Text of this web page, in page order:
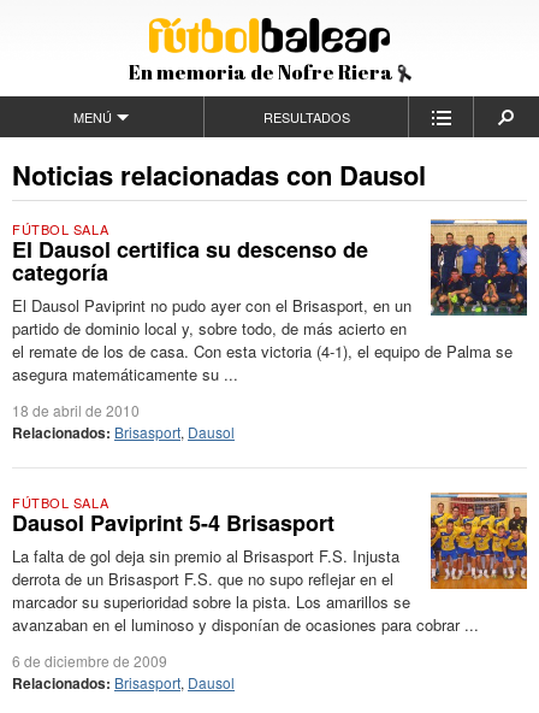
En memoria de Nofre Riera
MENÚ RESULTADOS
Noticias relacionadas con Dausol
FÚTBOL SALA
El Dausol certifica su descenso de
categoría
El Dausol Paviprint no pudo ayer con el Brisasport, en un
partido de dominio local y, sobre todo, de más acierto en
el remate de los de casa. Con esta victoria (4-1), el equipo de Palma se
asegura matemáticamente su ...
18 de abril de 2010
Relacionados: Brisasport, Dausol
FÚTBOL SALA
Dausol Paviprint 5-4 Brisasport
La falta de gol deja sin premio al Brisasport F.S. Injusta
derrota de un Brisasport F.S. que no supo reflejar en el
marcador su superioridad sobre la pista. Los amarillos se
avanzaban en el luminoso y disponían de ocasiones para cobrar ...
6 de diciembre de 2009
Relacionados: Brisasport, Dausol